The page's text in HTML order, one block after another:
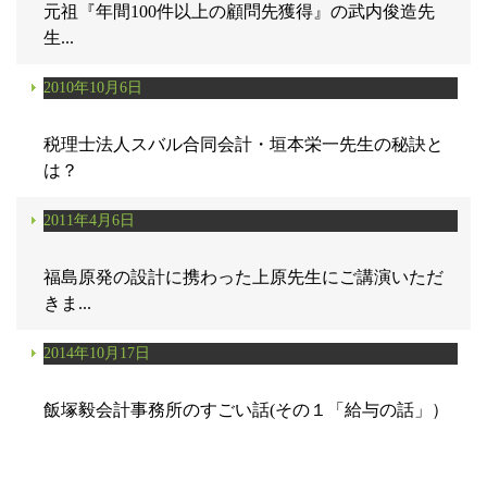
元祖『年間100件以上の顧問先獲得』の武内俊造先
生...
2010年10月6日
税理士法人スバル合同会計・垣本栄一先生の秘訣と
は？
2011年4月6日
福島原発の設計に携わった上原先生にご講演いただ
きま...
2014年10月17日
飯塚毅会計事務所のすごい話(その１「給与の話」）